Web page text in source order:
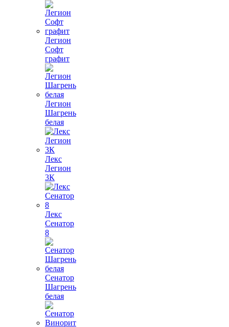
Легион
Софт
графит
Легион
Шагрень
белая
Лекс
Легион
3К
Лекс
Сенатор
8
Сенатор
Шагрень
белая